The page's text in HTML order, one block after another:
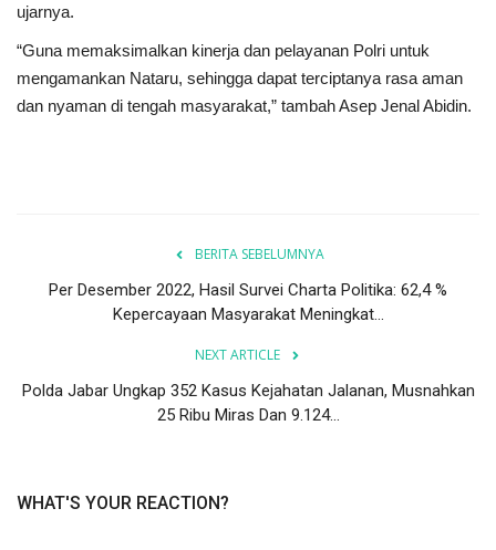
ujarnya.
“Guna memaksimalkan kinerja dan pelayanan Polri untuk
mengamankan Nataru, sehingga dapat terciptanya rasa aman
dan nyaman di tengah masyarakat,” tambah Asep Jenal Abidin.
BERITA SEBELUMNYA
Per Desember 2022, Hasil Survei Charta Politika: 62,4 %
Kepercayaan Masyarakat Meningkat...
NEXT ARTICLE
Polda Jabar Ungkap 352 Kasus Kejahatan Jalanan, Musnahkan
25 Ribu Miras Dan 9.124...
WHAT'S YOUR REACTION?